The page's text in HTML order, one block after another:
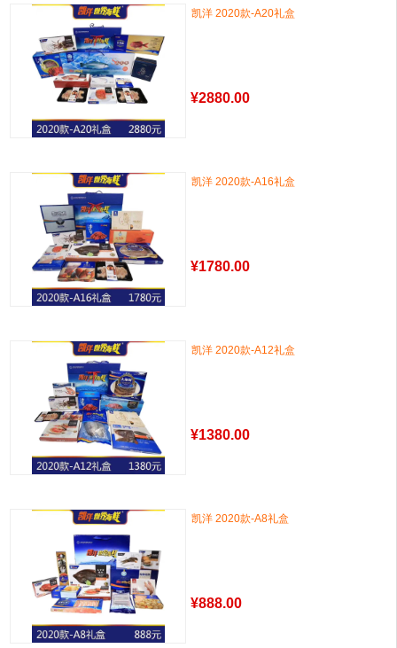
凯洋 2020款-A20礼盒
¥2880.00
凯洋 2020款-A16礼盒
¥1780.00
凯洋 2020款-A12礼盒
¥1380.00
凯洋 2020款-A8礼盒
¥888.00